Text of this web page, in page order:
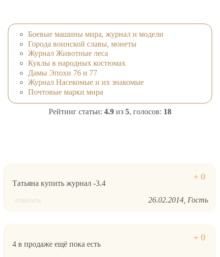
Боевые машины мира, журнал и модели
Города воинской славы, монеты
Журнал Животные леса
Куклы в народных костюмах
Дамы Эпохи 76 и 77
Журнал Насекомые и их знакомые
Почтовые марки мира
Рейтинг статьи: 4.9 из 5, голосов: 18
Татьяна купить журнал -3.4
ответить 26.02.2014 Гость
4 в продаже ещё пока есть